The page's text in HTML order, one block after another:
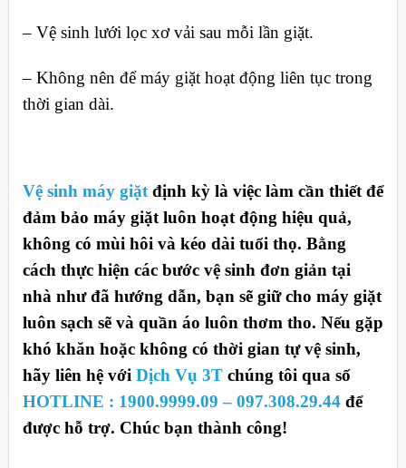
– Vệ sinh lưới lọc xơ vải sau mỗi lần giặt.
– Không nên để máy giặt hoạt động liên tục trong
thời gian dài.
Vệ sinh máy giặtđịnh kỳ là việc làm cần thiết để
đảm bảo máy giặt luôn hoạt động hiệu quả,
không có mùi hôi và kéo dài tuổi thọ. Bằng
cách thực hiện các bước vệ sinh đơn giản tại
nhà như đã hướng dẫn, bạn sẽ giữ cho máy giặt
luôn sạch sẽ và quần áo luôn thơm tho. Nếu gặp
khó khăn hoặc không có thời gian tự vệ sinh,
hãy liên hệ với Dịch Vụ 3Tchúng tôi qua số
HOTLINE : 1900.9999.09 – 097.308.29.44để
được hỗ trợ. Chúc bạn thành công!